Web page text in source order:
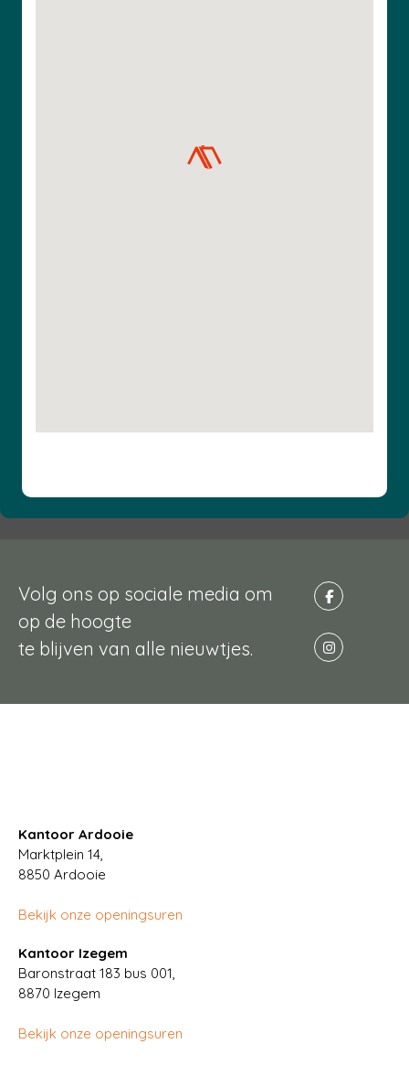
Volg ons op sociale media om
op de hoogte
te blijven van alle nieuwtjes.
Kantoor Ardooie
Marktplein 14,
8850 Ardooie
Bekijk onze openingsuren
Kantoor Izegem
Baronstraat 183 bus 001,
8870 Izegem
Bekijk onze openingsuren